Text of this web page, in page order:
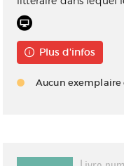
Plus d'infos
Aucun